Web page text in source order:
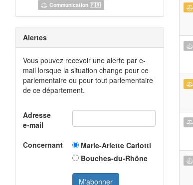
Communication 🇫🇷
Alertes
Vous pouvez recevoir une alerte par e-
mail lorsque la situation change pour ce
parlementaire ou pour tout parlementaire
de ce département.
Adresse
e-mail
Concernant
Marie-Arlette Carlotti
Bouches-du-Rhône